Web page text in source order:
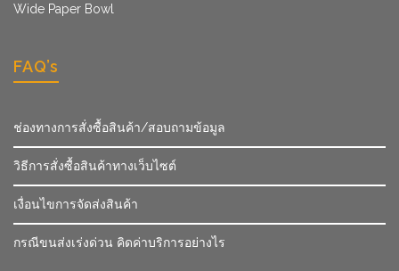
Wide Paper Bowl
FAQ’s
ช่องทางการสั่งซื้อสินค้า/สอบถามข้อมูล
วิธีการสั่งซื้อสินค้าทางเว็บไซต์
เงื่อนไขการจัดส่งสินค้า
กรณีขนส่งเร่งด่วน คิดค่าบริการอย่างไร